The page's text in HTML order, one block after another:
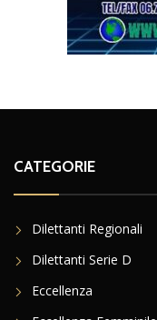
CATEGORIE
Dilettanti Regionali
Dilettanti Serie D
Eccellenza